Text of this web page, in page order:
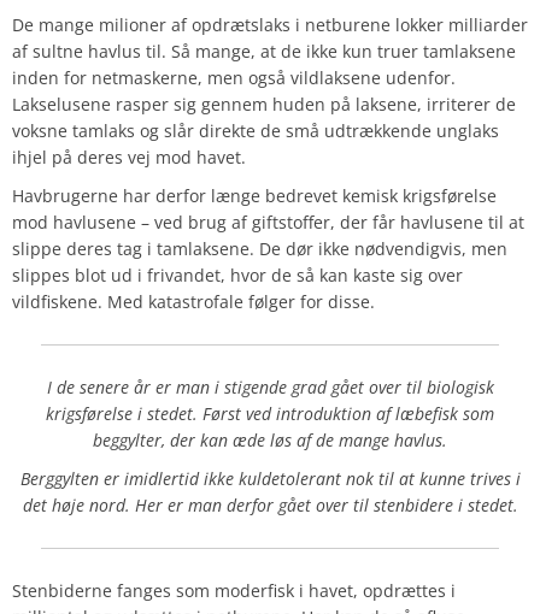
De mange milioner af opdrætslaks i netburene lokker milliarder
af sultne havlus til. Så mange, at de ikke kun truer tamlaksene
inden for netmaskerne, men også vildlaksene udenfor.
Lakselusene rasper sig gennem huden på laksene, irriterer de
voksne tamlaks og slår direkte de små udtrækkende unglaks
ihjel på deres vej mod havet.
Havbrugerne har derfor længe bedrevet kemisk krigsførelse
mod havlusene – ved brug af giftstoffer, der får havlusene til at
slippe deres tag i tamlaksene. De dør ikke nødvendigvis, men
slippes blot ud i frivandet, hvor de så kan kaste sig over
vildfiskene. Med katastrofale følger for disse.
I de senere år er man i stigende grad gået over til biologisk
krigsførelse i stedet. Først ved introduktion af læbefisk som
beggylter, der kan æde løs af de mange havlus.
Berggylten er imidlertid ikke kuldetolerant nok til at kunne trives i
det høje nord. Her er man derfor gået over til stenbidere i stedet.
Stenbiderne fanges som moderfisk i havet, opdrættes i